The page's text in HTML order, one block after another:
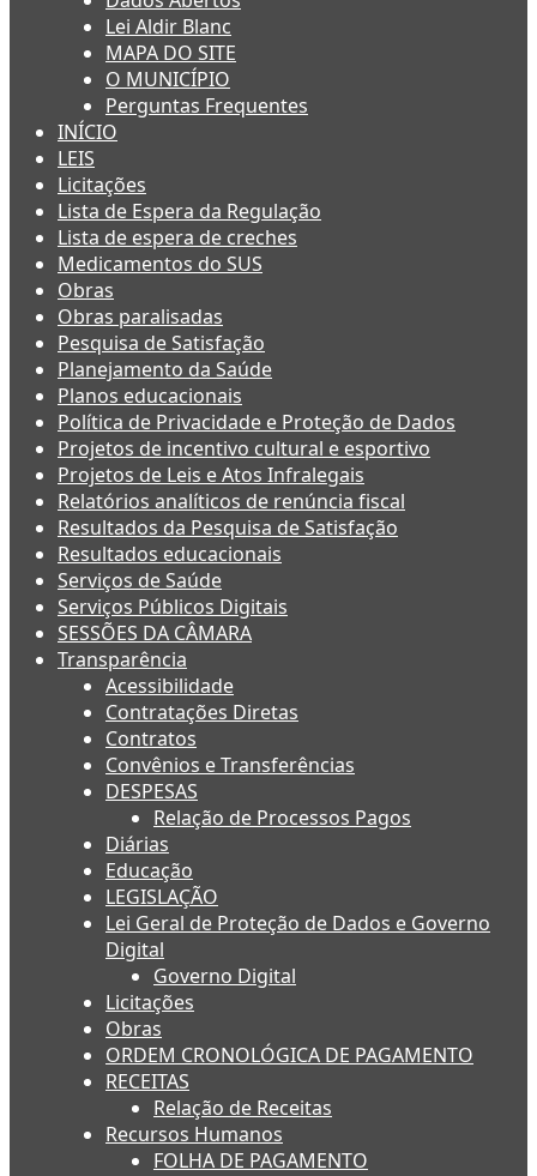
Lei Aldir Blanc
MAPA DO SITE
O MUNICÍPIO
Perguntas Frequentes
INÍCIO
LEIS
Licitações
Lista de Espera da Regulação
Lista de espera de creches
Medicamentos do SUS
Obras
Obras paralisadas
Pesquisa de Satisfação
Planejamento da Saúde
Planos educacionais
Política de Privacidade e Proteção de Dados
Projetos de incentivo cultural e esportivo
Projetos de Leis e Atos Infralegais
Relatórios analíticos de renúncia fiscal
Resultados da Pesquisa de Satisfação
Resultados educacionais
Serviços de Saúde
Serviços Públicos Digitais
SESSÕES DA CÂMARA
Transparência
Acessibilidade
Contratações Diretas
Contratos
Convênios e Transferências
DESPESAS
Relação de Processos Pagos
Diárias
Educação
LEGISLAÇÃO
Lei Geral de Proteção de Dados e Governo
Digital
Governo Digital
Licitações
Obras
ORDEM CRONOLÓGICA DE PAGAMENTO
RECEITAS
Relação de Receitas
Recursos Humanos
FOLHA DE PAGAMENTO